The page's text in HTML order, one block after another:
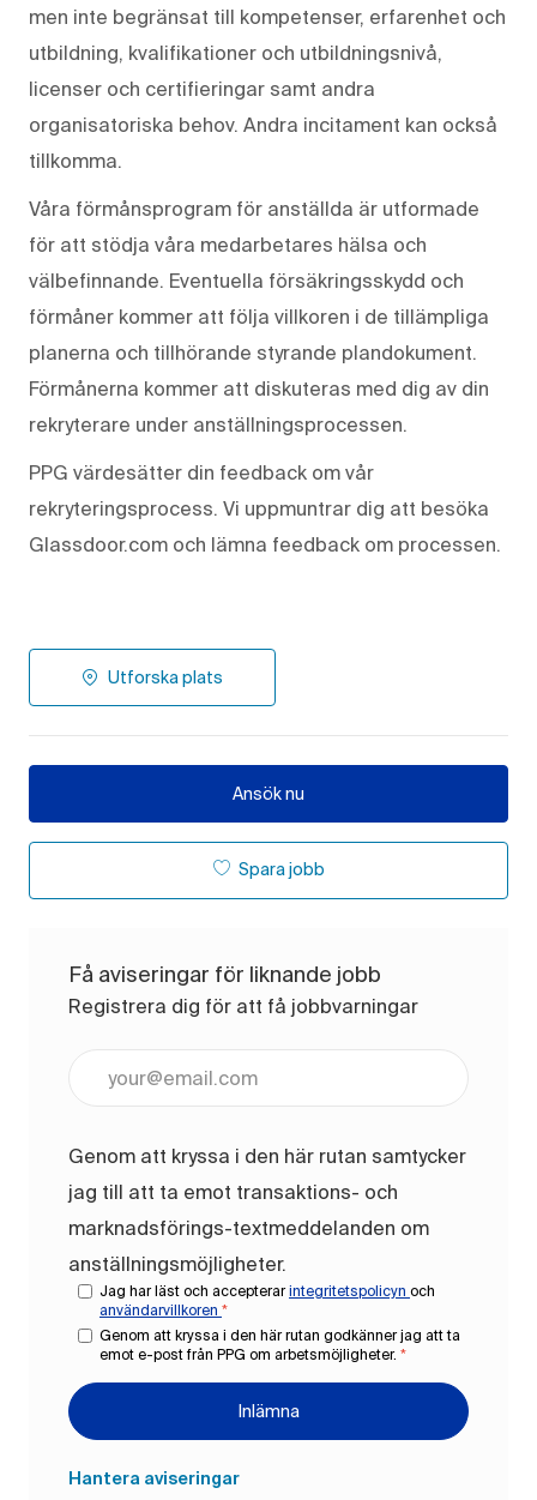
men inte begränsat till kompetenser, erfarenhet och
utbildning, kvalifikationer och utbildningsnivå,
licenser och certifieringar samt andra
organisatoriska behov. Andra incitament kan också
tillkomma.
Våra förmånsprogram för anställda är utformade
för att stödja våra medarbetares hälsa och
välbefinnande. Eventuella försäkringsskydd och
förmåner kommer att följa villkoren i de tillämpliga
planerna och tillhörande styrande plandokument.
Förmånerna kommer att diskuteras med dig av din
rekryterare under anställningsprocessen.
PPG värdesätter din feedback om vår
rekryteringsprocess. Vi uppmuntrar dig att besöka
Glassdoor.com och lämna feedback om processen.
Utforska plats
Ansök nu
Spara jobb
Få aviseringar för liknande jobb
Registrera dig för att få jobbvarningar
Genom att kryssa i den här rutan samtycker
jag till att ta emot transaktions- och
marknadsförings-textmeddelanden om
anställningsmöjligheter.
Jag har läst och accepterarintegritetspolicyn och
användarvillkoren *
Genom att kryssa i den här rutan godkänner jag att ta
emot e-post från PPG om arbetsmöjligheter. *
Inlämna
Hantera aviseringar